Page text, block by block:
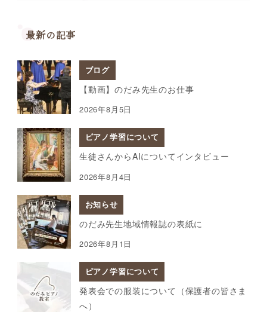
最新の記事
ブログ
【動画】のだみ先生のお仕事
2026年8月5日
ピアノ学習について
生徒さんからAIについてインタビュー
2026年8月4日
お知らせ
のだみ先生地域情報誌の表紙に
2026年8月1日
ピアノ学習について
発表会での服装について（保護者の皆さま
へ）